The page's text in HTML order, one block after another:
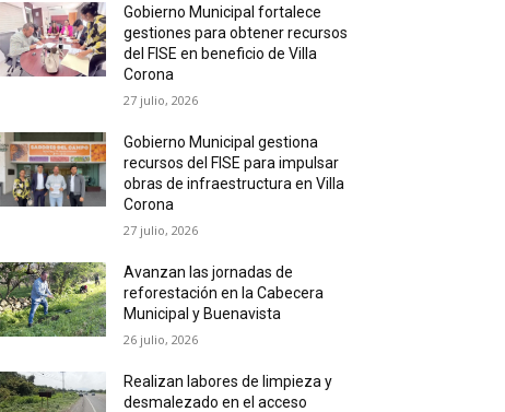
Gobierno Municipal fortalece
gestiones para obtener recursos
del FISE en beneficio de Villa
Corona
27 julio, 2026
Gobierno Municipal gestiona
recursos del FISE para impulsar
obras de infraestructura en Villa
Corona
27 julio, 2026
Avanzan las jornadas de
reforestación en la Cabecera
Municipal y Buenavista
26 julio, 2026
Realizan labores de limpieza y
desmalezado en el acceso